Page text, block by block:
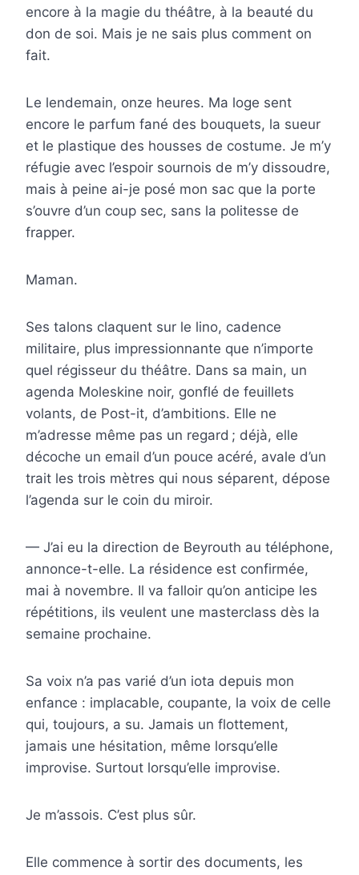
encore à la magie du théâtre, à la beauté du
don de soi. Mais je ne sais plus comment on
fait.
Le lendemain, onze heures. Ma loge sent
encore le parfum fané des bouquets, la sueur
et le plastique des housses de costume. Je m’y
réfugie avec l’espoir sournois de m’y dissoudre,
mais à peine ai-je posé mon sac que la porte
s’ouvre d’un coup sec, sans la politesse de
frapper.
Maman.
Ses talons claquent sur le lino, cadence
militaire, plus impressionnante que n’importe
quel régisseur du théâtre. Dans sa main, un
agenda Moleskine noir, gonflé de feuillets
volants, de Post-it, d’ambitions. Elle ne
m’adresse même pas un regard ; déjà, elle
décoche un email d’un pouce acéré, avale d’un
trait les trois mètres qui nous séparent, dépose
l’agenda sur le coin du miroir.
— J’ai eu la direction de Beyrouth au téléphone,
annonce-t-elle. La résidence est confirmée,
mai à novembre. Il va falloir qu’on anticipe les
répétitions, ils veulent une masterclass dès la
semaine prochaine.
Sa voix n’a pas varié d’un iota depuis mon
enfance : implacable, coupante, la voix de celle
qui, toujours, a su. Jamais un flottement,
jamais une hésitation, même lorsqu’elle
improvise. Surtout lorsqu’elle improvise.
Je m’assois. C’est plus sûr.
Elle commence à sortir des documents, les